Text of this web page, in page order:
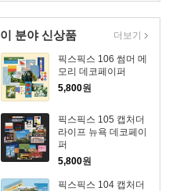
이 분야 신상품
픽스픽스 106 썸머 메
모리 데코페이퍼
5,800원
픽스픽스 105 캡처더
라이프 뉴욕 데코페이
퍼
5,800원
픽스픽스 104 캡처더
더보기